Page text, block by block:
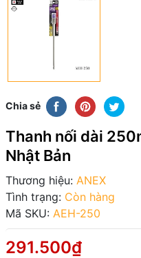
Chia sẻ
Thanh nối dài
Nhật Bản
Thương hiệu: ANEX
Tình trạng: Còn hàng
Mã SKU: AEH-250
291.500₫